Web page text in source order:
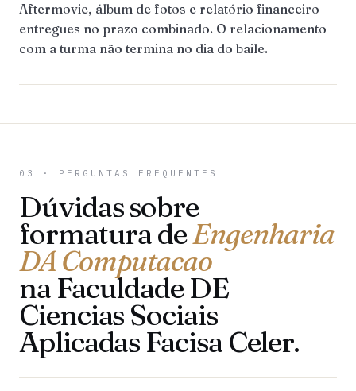
Aftermovie, álbum de fotos e relatório financeiro
entregues no prazo combinado. O relacionamento
com a turma não termina no dia do baile.
03 · PERGUNTAS FREQUENTES
Dúvidas sobre
formatura deEngenharia
DA Computacao
na Faculdade DE
Ciencias Sociais
Aplicadas Facisa Celer.